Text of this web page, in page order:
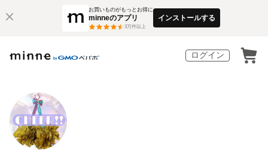
お買いものがもっとお得に
minneのアプリ
3万件以上
インストールする
ログイン